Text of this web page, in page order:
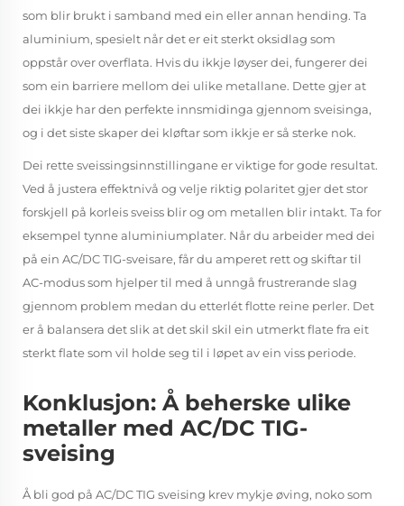
som blir brukt i samband med ein eller annan hending. Ta
aluminium, spesielt når det er eit sterkt oksidlag som
oppstår over overflata. Hvis du ikkje løyser dei, fungerer dei
som ein barriere mellom dei ulike metallane. Dette gjer at
dei ikkje har den perfekte innsmidinga gjennom sveisinga,
og i det siste skaper dei kløftar som ikkje er så sterke nok.
Dei rette sveissingsinnstillingane er viktige for gode resultat.
Ved å justera effektnivå og velje riktig polaritet gjer det stor
forskjell på korleis sveiss blir og om metallen blir intakt. Ta for
eksempel tynne aluminiumplater. Når du arbeider med dei
på ein AC/DC TIG-sveisare, får du amperet rett og skiftar til
AC-modus som hjelper til med å unngå frustrerande slag
gjennom problem medan du etterlét flotte reine perler. Det
er å balansera det slik at det skil skil ein utmerkt flate fra eit
sterkt flate som vil holde seg til i løpet av ein viss periode.
Konklusjon: Å beherske ulike
metaller med AC/DC TIG-
sveising
Å bli god på AC/DC TIG sveising krev mykje øving, noko som